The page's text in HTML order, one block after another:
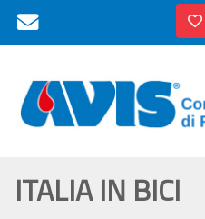
ITALIA IN BICI